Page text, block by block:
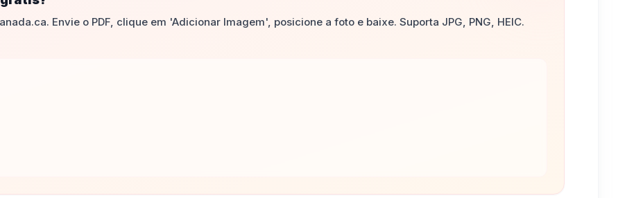
Envie o PDF, clique em 'Adicionar Imagem', posicione a foto e baixe. Suporta JPG, PNG, HEIC.